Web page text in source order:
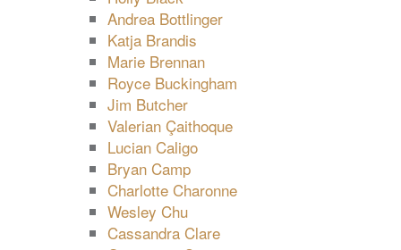
Andrea Bottlinger
Katja Brandis
Marie Brennan
Royce Buckingham
Jim Butcher
Valerian Çaithoque
Lucian Caligo
Bryan Camp
Charlotte Charonne
Wesley Chu
Cassandra Clare